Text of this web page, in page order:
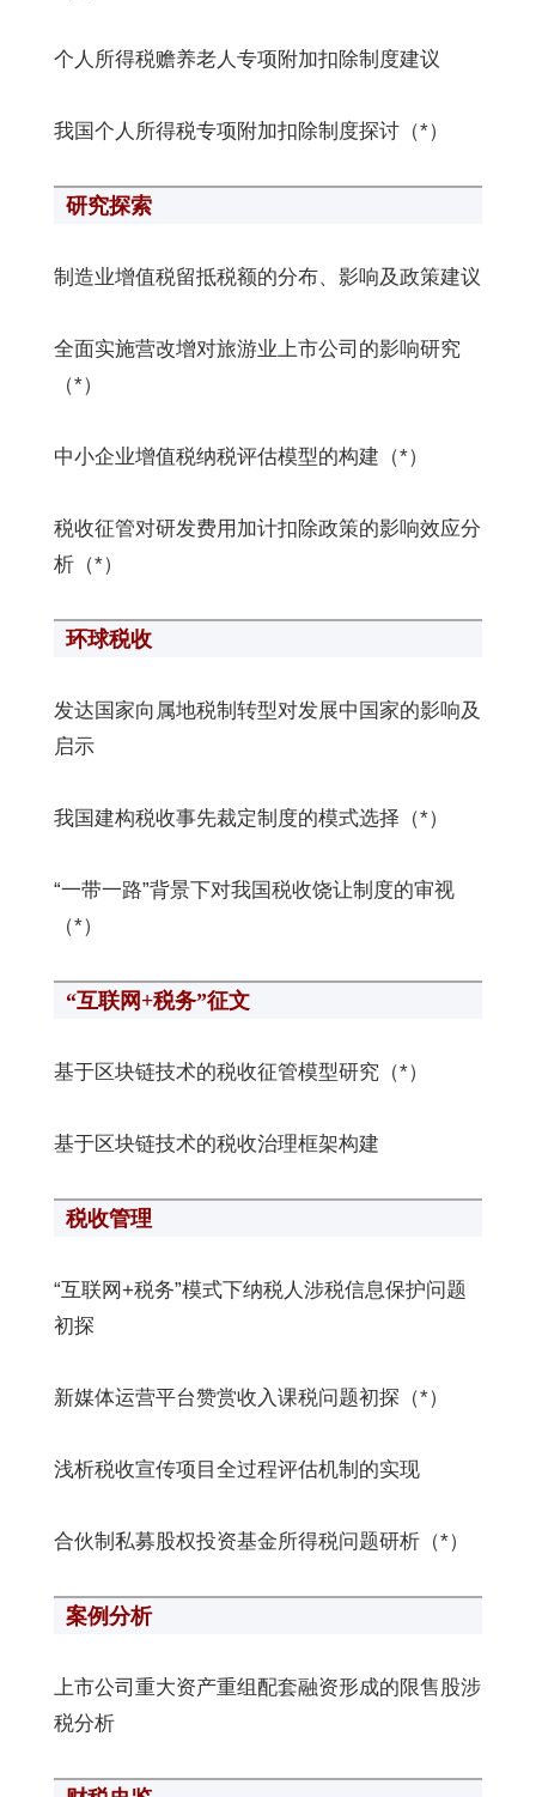
个人所得税赡养老人专项附加扣除制度建议
我国个人所得税专项附加扣除制度探讨（*）
研究探索
制造业增值税留抵税额的分布、影响及政策建议
全面实施营改增对旅游业上市公司的影响研究
（*）
中小企业增值税纳税评估模型的构建（*）
税收征管对研发费用加计扣除政策的影响效应分
析（*）
环球税收
发达国家向属地税制转型对发展中国家的影响及
启示
我国建构税收事先裁定制度的模式选择（*）
“一带一路”背景下对我国税收饶让制度的审视
（*）
“互联网+税务”征文
基于区块链技术的税收征管模型研究（*）
基于区块链技术的税收治理框架构建
税收管理
“互联网+税务”模式下纳税人涉税信息保护问题
初探
新媒体运营平台赞赏收入课税问题初探（*）
浅析税收宣传项目全过程评估机制的实现
合伙制私募股权投资基金所得税问题研析（*）
案例分析
上市公司重大资产重组配套融资形成的限售股涉
税分析